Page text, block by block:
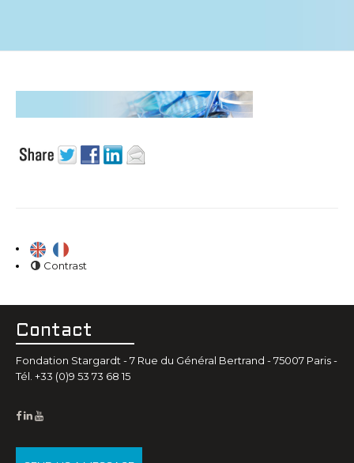
Contrast
Contact
Fondation Stargardt - 7 Rue du Général Bertrand - 75007 Paris -
Tél. +33 (0)9 53 73 68 15